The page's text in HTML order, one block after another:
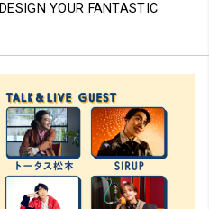
DESIGN YOUR FANTASTIC